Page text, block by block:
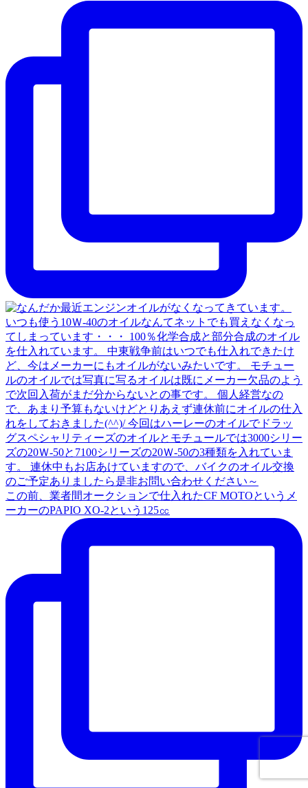
この前、業者間オークションで仕入れたCF MOTOというメ
ーカーのPAPIO XO-2という125㏄